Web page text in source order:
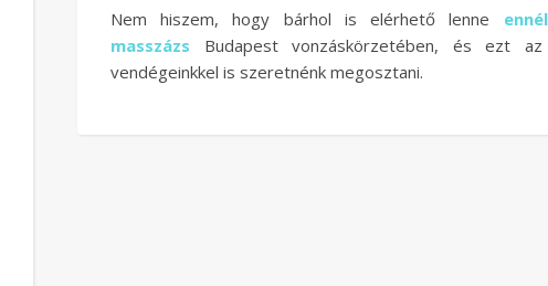
Nem hiszem, hogy bárhol is elérhető lenne
masszázs Budapest vonzáskörzetében, és ezt
vendégeinkkel is szeretnénk megosztani.